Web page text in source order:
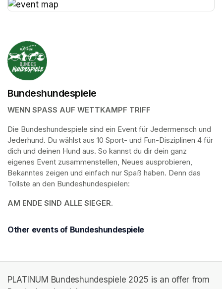
Bundeshundespiele
WENN SPASS AUF WETTKAMPF TRIFF
Die Bundeshundespiele sind ein Event für Jedermensch und
Jederhund. Du wählst aus 10 Sport- und Fun-Disziplinen 4 für
dich und deinen Hund aus. So kannst du dir dein ganz
eigenes Event zusammenstellen, Neues ausprobieren,
Bekanntes zeigen und einfach nur Spaß haben. Denn das
Tollste an den Bundeshundespielen:
AM ENDE SIND ALLE SIEGER.
Other events of Bundeshundespiele
PLATINUM Bundeshundespiele 2025 is an offer from